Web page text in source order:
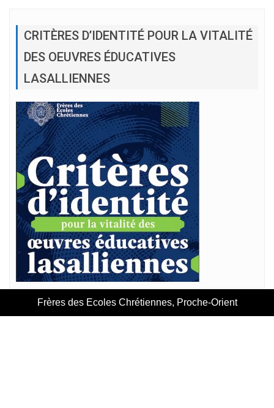
CRITÈRES D’IDENTITÉ POUR LA VITALITÉ
DES OEUVRES ÉDUCATIVES
LASALLIENNES
Frères des Ecoles Chrétiennes, Proche-Orient